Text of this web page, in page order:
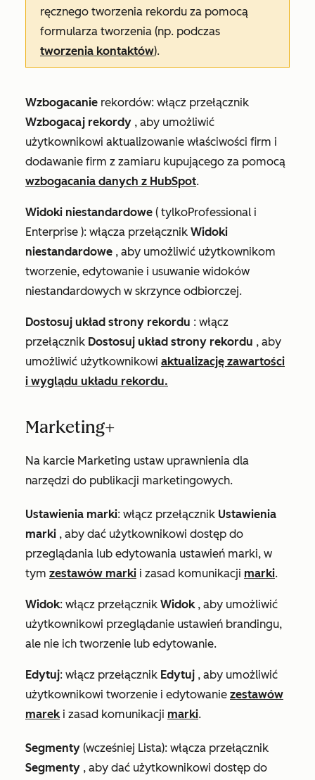
ręcznego tworzenia rekordu za pomocą
formularza tworzenia (np. podczas
tworzenia kontaktów).
Wzbogacanie rekordów: włącz przełącznik
Wzbogacaj rekordy , aby umożliwić
użytkownikowi aktualizowanie właściwości firm i
dodawanie firm z zamiaru kupującego za pomocą
wzbogacania danych z HubSpot.
Widoki niestandardowe ( tylkoProfessional i
Enterprise ): włącza przełącznik Widoki
niestandardowe , aby umożliwić użytkownikom
tworzenie, edytowanie i usuwanie widoków
niestandardowych w skrzynce odbiorczej.
Dostosuj układ strony rekordu : włącz
przełącznik Dostosuj układ strony rekordu , aby
umożliwić użytkownikowi aktualizację zawartości
i wyglądu układu rekordu.
Marketing+
Na karcie Marketing ustaw uprawnienia dla
narzędzi do publikacji marketingowych.
Ustawienia marki: włącz przełącznik Ustawienia
marki , aby dać użytkownikowi dostęp do
przeglądania lub edytowania ustawień marki, w
tym zestawów marki i zasad komunikacji marki.
Widok: włącz przełącznik Widok, aby umożliwić
użytkownikowi przeglądanie ustawień brandingu,
ale nie ich tworzenie lub edytowanie.
Edytuj: włącz przełącznik Edytuj , aby umożliwić
użytkownikowi tworzenie i edytowanie zestawów
mareki zasad komunikacji marki.
Segmenty (wcześniej Lista): włącza przełącznik
Segmenty , aby dać użytkownikowi dostęp do